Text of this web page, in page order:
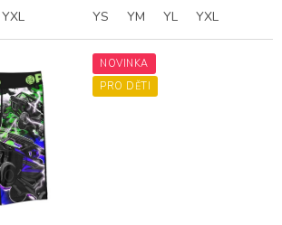
YXL YS YM YL YXL
NOVINKA
PRO DĚTI